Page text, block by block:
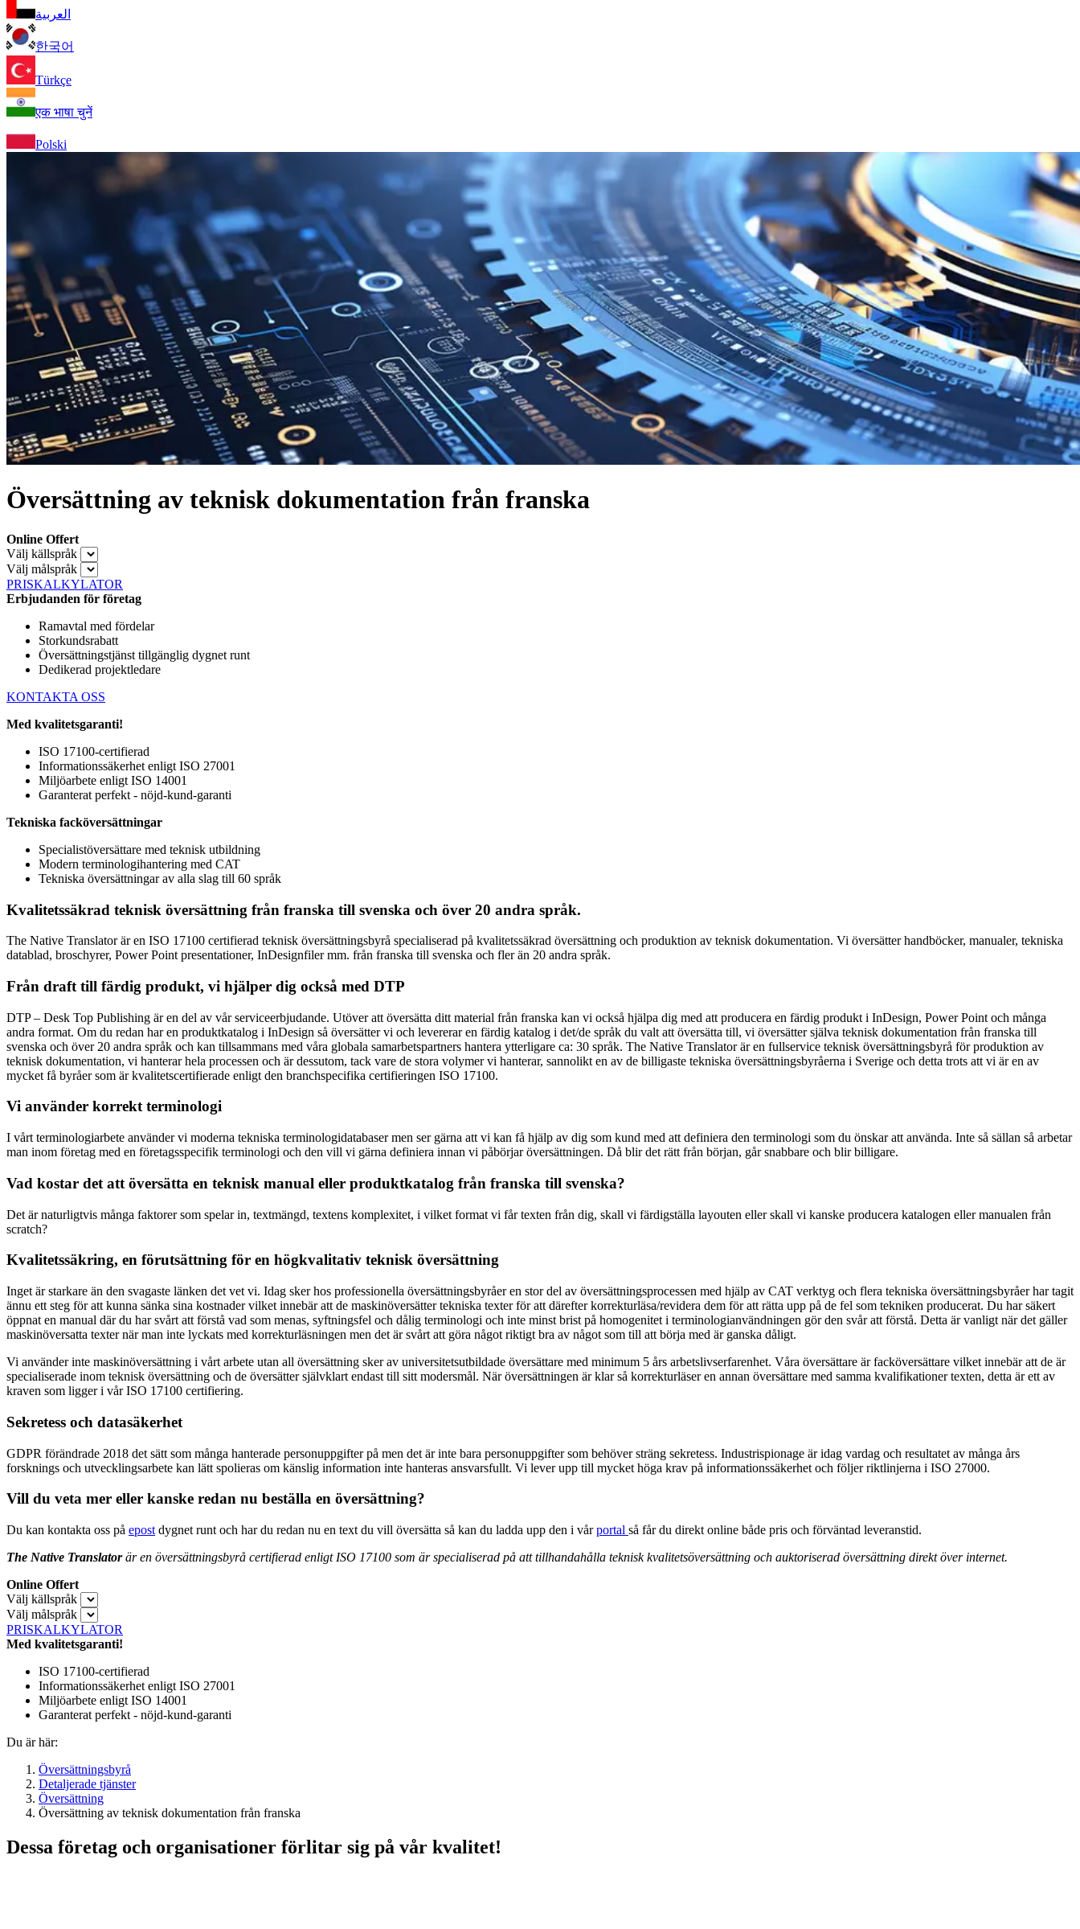
العربية
한국어
Türkçe
एक भाषा चुनें
Polski
Översättning av teknisk dokumentation från franska
Online Offert
Välj källspråk
Välj målspråk
PRISKALKYLATOR
Erbjudanden för företag
Ramavtal med fördelar
Storkundsrabatt
Översättningstjänst tillgänglig dygnet runt
Dedikerad projektledare
KONTAKTA OSS
Med kvalitetsgaranti!
ISO 17100-certifierad
Informationssäkerhet enligt ISO 27001
Miljöarbete enligt ISO 14001
Garanterat perfekt - nöjd-kund-garanti
Tekniska facköversättningar
Specialistöversättare med teknisk utbildning
Modern terminologihantering med CAT
Tekniska översättningar av alla slag till 60 språk
Kvalitetssäkrad teknisk översättning från franska till svenska och över 20 andra språk.
The Native Translator är en ISO 17100 certifierad teknisk översättningsbyrå specialiserad på kvalitetssäkrad översättning och produktion av teknisk dokumentation. Vi översätter handböcker, manualer, tekniska
datablad, broschyrer, Power Point presentationer, InDesignfiler mm. från franska till svenska och fler än 20 andra språk.
Från draft till färdig produkt, vi hjälper dig också med DTP
DTP – Desk Top Publishing är en del av vår serviceerbjudande. Utöver att översätta ditt material från franska kan vi också hjälpa dig med att producera en färdig produkt i InDesign, Power Point och många
andra format. Om du redan har en produktkatalog i InDesign så översätter vi och levererar en färdig katalog i det/de språk du valt att översätta till, vi översätter själva teknisk dokumentation från franska till
svenska och över 20 andra språk och kan tillsammans med våra globala samarbetspartners hantera ytterligare ca: 30 språk. The Native Translator är en fullservice teknisk översättningsbyrå för produktion av
teknisk dokumentation, vi hanterar hela processen och är dessutom, tack vare de stora volymer vi hanterar, sannolikt en av de billigaste tekniska översättningsbyråerna i Sverige och detta trots att vi är en av
mycket få byråer som är kvalitetscertifierade enligt den branchspecifika certifieringen ISO 17100.
Vi använder korrekt terminologi
I vårt terminologiarbete använder vi moderna tekniska terminologidatabaser men ser gärna att vi kan få hjälp av dig som kund med att definiera den terminologi som du önskar att använda. Inte så sällan så arbetar
man inom företag med en företagsspecifik terminologi och den vill vi gärna definiera innan vi påbörjar översättningen. Då blir det rätt från början, går snabbare och blir billigare.
Vad kostar det att översätta en teknisk manual eller produktkatalog från franska till svenska?
Det är naturligtvis många faktorer som spelar in, textmängd, textens komplexitet, i vilket format vi får texten från dig, skall vi färdigställa layouten eller skall vi kanske producera katalogen eller manualen från
scratch?
Kvalitetssäkring, en förutsättning för en högkvalitativ teknisk översättning
Inget är starkare än den svagaste länken det vet vi. Idag sker hos professionella översättningsbyråer en stor del av översättningsprocessen med hjälp av CAT verktyg och flera tekniska översättningsbyråer har tagit
ännu ett steg för att kunna sänka sina kostnader vilket innebär att de maskinöversätter tekniska texter för att därefter korrekturläsa/revidera dem för att rätta upp på de fel som tekniken producerat. Du har säkert
öppnat en manual där du har svårt att förstå vad som menas, syftningsfel och dålig terminologi och inte minst brist på homogenitet i terminologianvändningen gör den svår att förstå. Detta är vanligt när det gäller
maskinöversatta texter när man inte lyckats med korrekturläsningen men det är svårt att göra något riktigt bra av något som till att börja med är ganska dåligt.
Vi använder inte maskinöversättning i vårt arbete utan all översättning sker av universitetsutbildade översättare med minimum 5 års arbetslivserfarenhet. Våra översättare är facköversättare vilket innebär att de är
specialiserade inom teknisk översättning och de översätter självklart endast till sitt modersmål. När översättningen är klar så korrekturläser en annan översättare med samma kvalifikationer texten, detta är ett av
kraven som ligger i vår ISO 17100 certifiering.
Sekretess och datasäkerhet
GDPR förändrade 2018 det sätt som många hanterade personuppgifter på men det är inte bara personuppgifter som behöver sträng sekretess. Industrispionage är idag vardag och resultatet av många års
forsknings och utvecklingsarbete kan lätt spolieras om känslig information inte hanteras ansvarsfullt. Vi lever upp till mycket höga krav på informationssäkerhet och följer riktlinjerna i ISO 27000.
Vill du veta mer eller kanske redan nu beställa en översättning?
Du kan kontakta oss på epost dygnet runt och har du redan nu en text du vill översätta så kan du ladda upp den i vårportal så får du direkt online både pris och förväntad leveranstid.
The Native Translatorär en översättningsbyrå certifierad enligt ISO 17100 som är specialiserad på att tillhandahålla teknisk kvalitetsöversättning och auktoriserad översättning direkt över internet.
Online Offert
Välj källspråk
Välj målspråk
PRISKALKYLATOR
Med kvalitetsgaranti!
ISO 17100-certifierad
Informationssäkerhet enligt ISO 27001
Miljöarbete enligt ISO 14001
Garanterat perfekt - nöjd-kund-garanti
Du är här:
Översättningsbyrå
Detaljerade tjänster
Översättning
Översättning av teknisk dokumentation från franska
Dessa företag och organisationer förlitar sig på vår kvalitet!